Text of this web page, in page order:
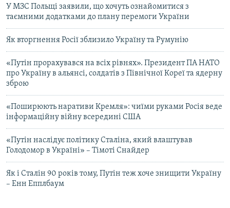
У МЗС Польщі заявили, що хочуть ознайомитися з
таємними додатками до плану перемоги України
Як вторгнення Росії зблизило Україну та Румунію
«Путін прорахувався на всіх рівнях». Президент ПА НАТО
про Україну в альянсі, солдатів з Північної Кореї та ядерну
зброю
«Поширюють наративи Кремля»: чиїми руками Росія веде
інформаційну війну всередині США
«Путін наслідує політику Сталіна, який влаштував
Голодомор в Україні» – Тімоті Снайдер
Як і Сталін 90 років тому, Путін теж хоче знищити Україну
– Енн Епплбаум